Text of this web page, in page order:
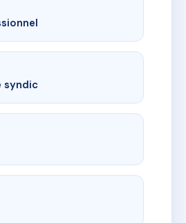
syndic